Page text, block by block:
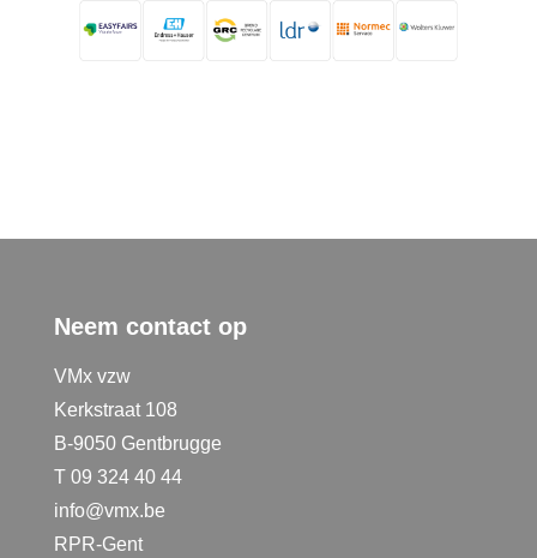
Neem contact op
VMx vzw
Kerkstraat 108
B-9050 Gentbrugge
T 09 324 40 44
info@vmx.be
RPR-Gent